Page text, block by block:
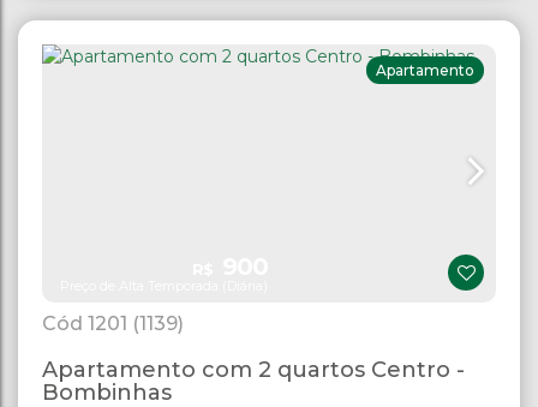
1201 (1139)
Apartamento
Apartamento com 2 quartos Centro -
Bombinhas